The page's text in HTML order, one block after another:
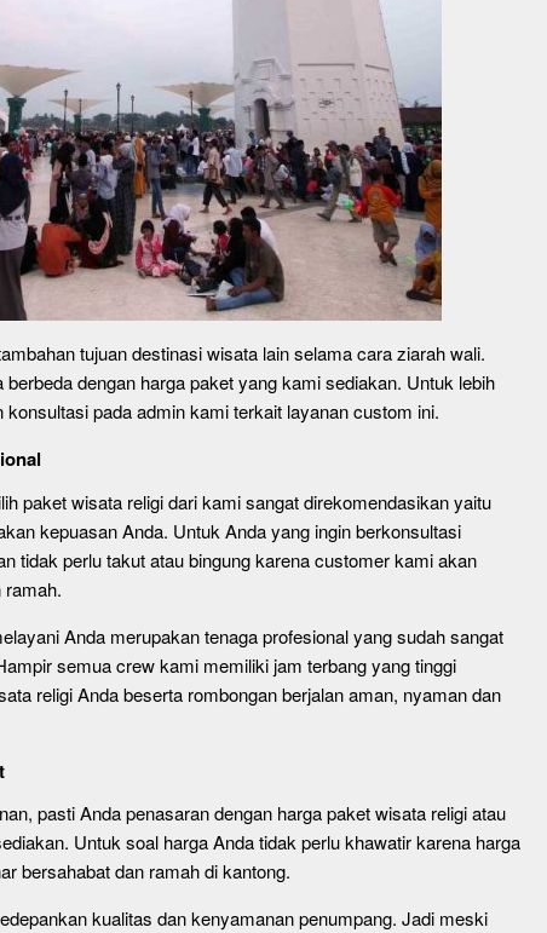
tujuan destinasi wisata lain selama cara ziarah wali.
dengan harga paket yang kami sediakan. Untuk lebih
pada admin kami terkait layanan custom ini.
paket wisata religi dari kami sangat direkomendasikan yaitu
kepuasan Anda. Untuk Anda yang ingin berkonsultasi
tidak perlu takut atau bingung karena customer kami akan
ramah.
Anda merupakan tenaga profesional yang sudah sangat
semua crew kami memiliki jam terbang yang tinggi
religi Anda beserta rombongan berjalan aman, nyaman dan
pasti Anda penasaran dengan harga paket wisata religi atau
Untuk soal harga Anda tidak perlu khawatir karena harga
bersahabat dan ramah di kantong.
kualitas dan kenyamanan penumpang. Jadi meski